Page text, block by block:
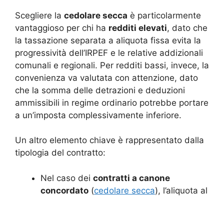
Scegliere la cedolare secca è particolarmente
vantaggioso per chi ha redditi elevati, dato che
la tassazione separata a aliquota fissa evita la
progressività dell’IRPEF e le relative addizionali
comunali e regionali. Per redditi bassi, invece, la
convenienza va valutata con attenzione, dato
che la somma delle detrazioni e deduzioni
ammissibili in regime ordinario potrebbe portare
a un’imposta complessivamente inferiore.
Un altro elemento chiave è rappresentato dalla
tipologia del contratto:
Nel caso dei contratti a canone
concordato (cedolare secca), l’aliquota al